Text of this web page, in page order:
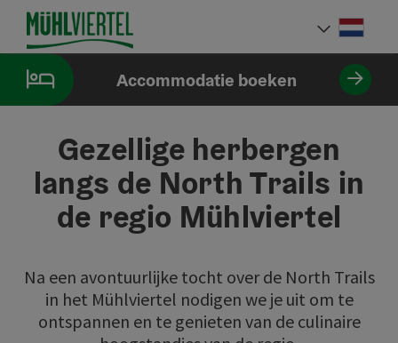
InhoudAccesskey
[0]
NavigatieAccesskey
[1]
PaginabeginAccesskey
[2]
Accommodatie boeken
Gezellige herbergen
langs de North Trails in
de regio Mühlviertel
Na een avontuurlijke tocht over de North Trails
in het Mühlviertel nodigen we je uit om te
ontspannen en te genieten van de culinaire